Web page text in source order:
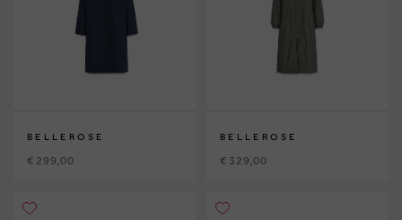
BELLEROSE
€ 299,00
BELLEROSE
€ 329,00